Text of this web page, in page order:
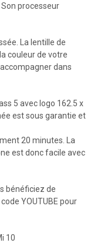
processeur
La lentille de
couleur de votre
dans
5 avec logo 162.5 x
est sous garantie et
20 minutes. La
est donc facile avec
bénéficiez de
YOUTUBE pour
10